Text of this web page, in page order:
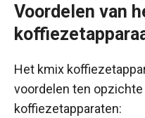
Voordelen van
Het kmix
voordelen ten opzichte
koffiezetapparaten: